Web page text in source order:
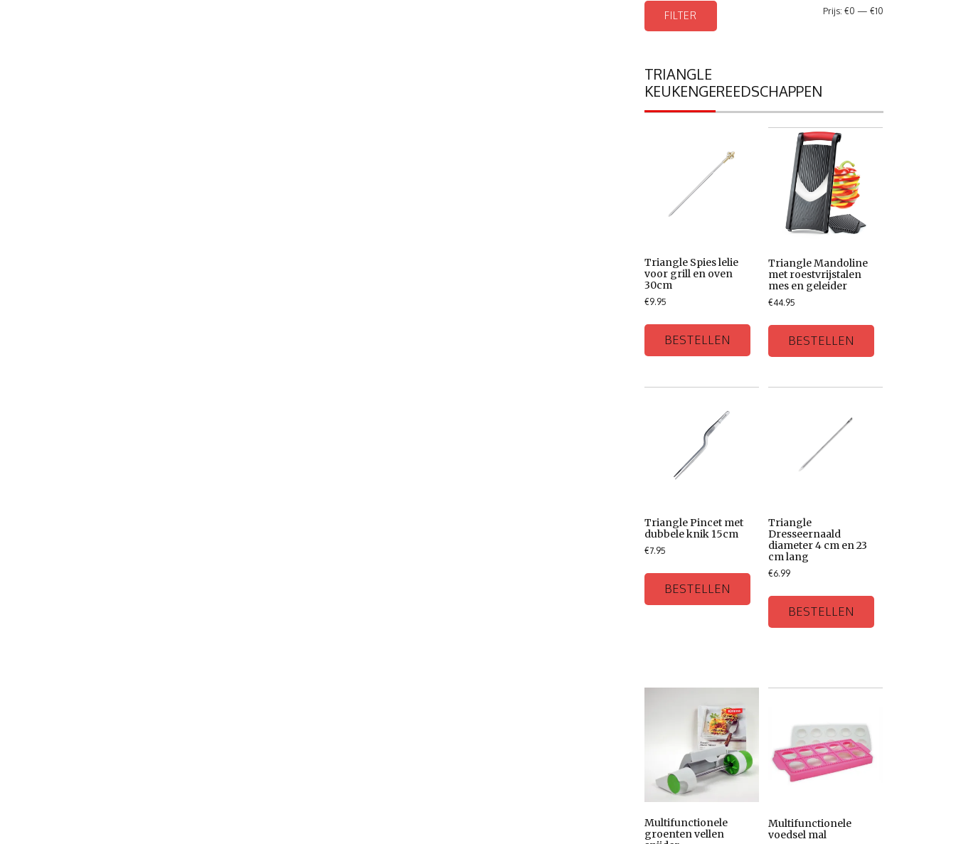
FILTER Prijs: €0 — €10
TRIANGLE
KEUKENGEREEDSCHAPPEN
Triangle Spies lelie
voor grill en oven
30cm
€9.95
BESTELLEN
Triangle Mandoline
met roestvrijstalen
mes en geleider
€44.95
BESTELLEN
Triangle Pincet met
dubbele knik 15cm
€7.95
BESTELLEN
Triangle
Dresseernaald
diameter 4 cm en 23
cm lang
€6.99
BESTELLEN
Multifunctionele
groenten vellen
Multifunctionele
voedsel mal